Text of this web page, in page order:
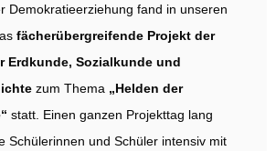
Demokratieerziehung fand in unseren
fächerübergreifende Projekt der
Erdkunde, Sozialkunde und
zum Thema „Helden der
statt. Einen ganzen Projekttag lang
Schülerinnen und Schüler intensiv mit